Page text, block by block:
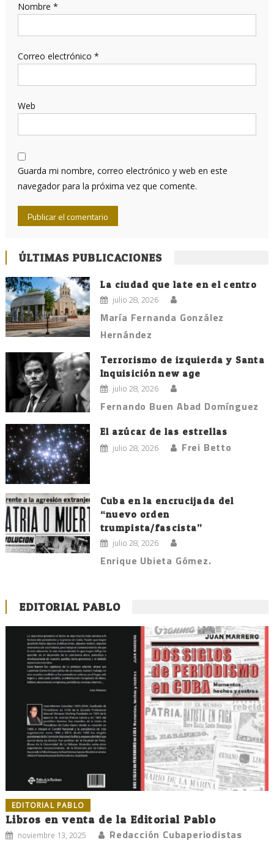
Nombre *
Correo electrónico *
Web
Guarda mi nombre, correo electrónico y web en este
navegador para la próxima vez que comente.
ÚLTIMAS PUBLICACIONES
La ciudad que late en el centro
julio 28, 2026
María Fernanda González
Hernández
Terrorismo de izquierda y Santa
Inquisición new age
julio 28, 2026
Fernando Buen Abad Domínguez
El azúcar de las estrellas
julio 28, 2026 Frei Betto
Cuba en la encrucijada del
“nuevo orden
trumpista/fascista”
julio 28, 2026
Enrique Ubieta Gómez.
EDITORIAL PABLO
EDITORIAL PABLO
Libros en venta de la Editorial Pablo
noviembre 13, 2025 Redacción Cubaperiodistas